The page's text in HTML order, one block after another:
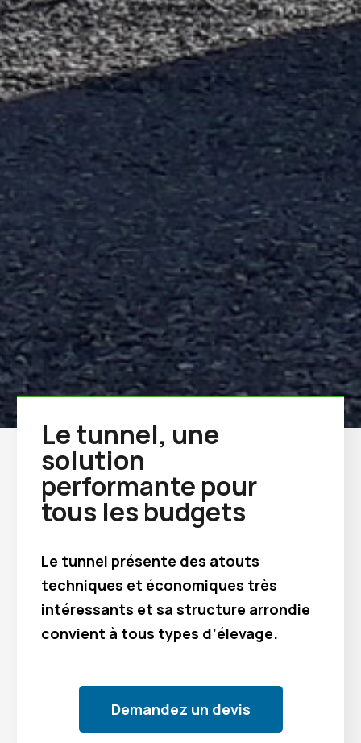
Le tunnel, une
solution
performante pour
tous les budgets
Le tunnel présente des atouts
techniques et économiques très
intéressants et sa structure arrondie
convient à tous types d’élevage.
Demandez un devis